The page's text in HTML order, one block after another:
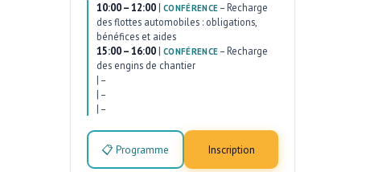
10:00 – 12:00 | CONFÉRENCE – Recharge
des flottes automobiles : obligations,
bénéfices et aides
15:00 – 16:00 | CONFÉRENCE – Recharge
des engins de chantier
| –
| –
| –
📋 Programme Inscription